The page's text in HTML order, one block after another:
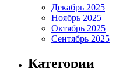
Декабрь 2025
Ноябрь 2025
Октябрь 2025
Сентябрь 2025
Категории